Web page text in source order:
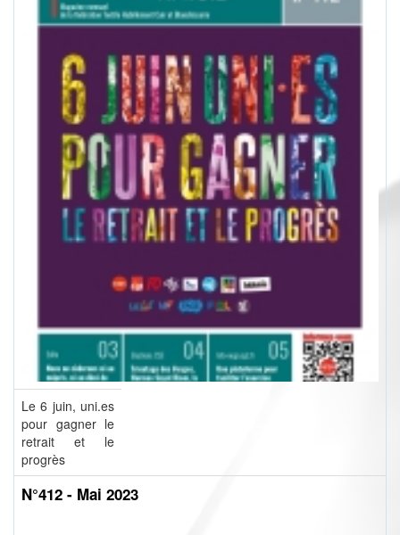
Le 6 juin, uni.es
pour gagner le
retrait et le
progrès
N°412 - Mai 2023